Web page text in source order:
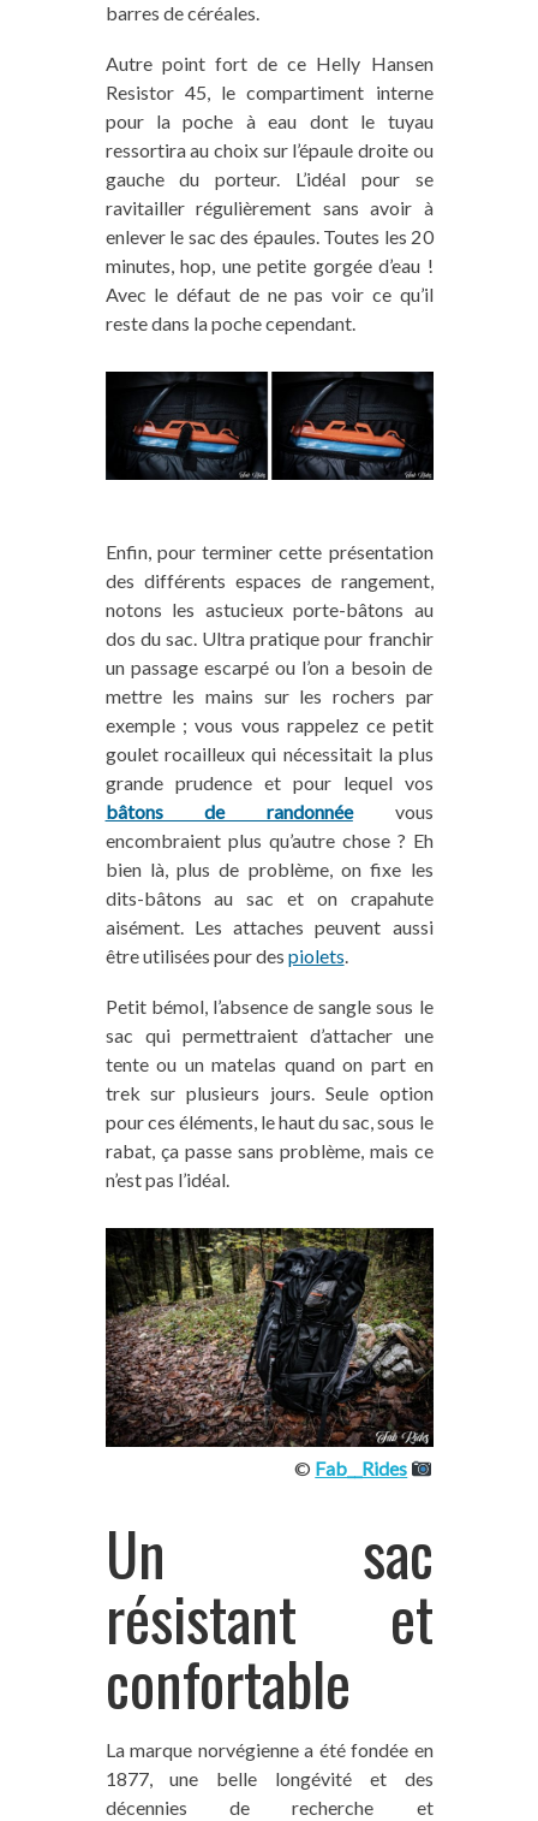
barres de céréales.
Autre point fort de ce Helly Hansen
Resistor 45, le compartiment interne
pour la poche à eau dont le tuyau
ressortira au choix sur l’épaule droite ou
gauche du porteur. L’idéal pour se
ravitailler régulièrement sans avoir à
enlever le sac des épaules. Toutes les 20
minutes, hop, une petite gorgée d’eau !
Avec le défaut de ne pas voir ce qu’il
reste dans la poche cependant.
Enfin, pour terminer cette présentation
des différents espaces de rangement,
notons les astucieux porte-bâtons au
dos du sac. Ultra pratique pour franchir
un passage escarpé ou l’on a besoin de
mettre les mains sur les rochers par
exemple ; vous vous rappelez ce petit
goulet rocailleux qui nécessitait la plus
grande prudence et pour lequel vos
bâtons de randonnéevous
encombraient plus qu’autre chose ? Eh
bien là, plus de problème, on fixe les
dits-bâtons au sac et on crapahute
aisément. Les attaches peuvent aussi
être utilisées pour des piolets.
Petit bémol, l’absence de sangle sous le
sac qui permettraient d’attacher une
tente ou un matelas quand on part en
trek sur plusieurs jours. Seule option
pour ces éléments, le haut du sac, sous le
rabat, ça passe sans problème, mais ce
n’est pas l’idéal.
© Fab__Rides
Un sac
résistant et
confortable
La marque norvégienne a été fondée en
1877, une belle longévité et des
décennies de recherche et